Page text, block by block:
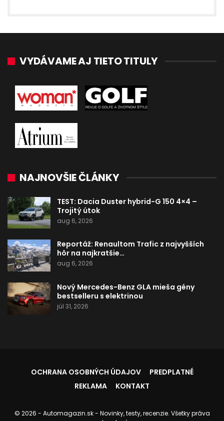
VYDÁVAME AJ TIETO TITULY
NAJNOVŠIE ČLÁNKY
TEST: Dacia Duster hybrid-G 150 4×4 –
Trojitý útok
aug 6, 2026
Reportáž: Renaultom Trafic z najvyšších
hôr na najkratšie…
aug 6, 2026
Nový Mercedes-Benz GLA mieša gény
bestselleru s elektrinou
júl 31, 2026
OCHRANA OSOBNÝCH ÚDAJOV
PREDPLATNÉ
REKLAMA
KONTAKT
© 2026 - Automagazin.sk - Novinky, testy, recenzie. Všetky práva